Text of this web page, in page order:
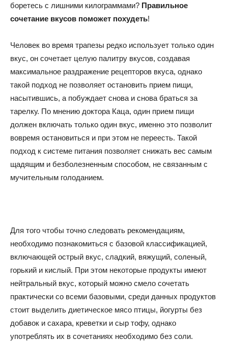
боретесь с лишними килограммами? Правильное
сочетание вкусов поможет похудеть!
Человек во время трапезы редко использует только один
вкус, он сочетает целую палитру вкусов, создавая
максимальное раздражение рецепторов вкуса, однако
такой подход не позволяет остановить прием пищи,
насытившись, а побуждает снова и снова браться за
тарелку. По мнению доктора Каца, один прием пищи
должен включать только один вкус, именно это позволит
вовремя остановиться и при этом не переесть. Такой
подход к системе питания позволяет снижать вес самым
щадящим и безболезненным способом, не связанным с
мучительным голоданием.
Для того чтобы точно следовать рекомендациям,
необходимо познакомиться с базовой классификацией,
включающей острый вкус, сладкий, вяжущий, соленый,
горький и кислый. При этом некоторые продукты имеют
нейтральный вкус, который можно смело сочетать
практически со всеми базовыми, среди данных продуктов
стоит выделить диетическое мясо птицы, йогурты без
добавок и сахара, креветки и сыр тофу, однако
употреблять их в сочетаниях необходимо без соли.